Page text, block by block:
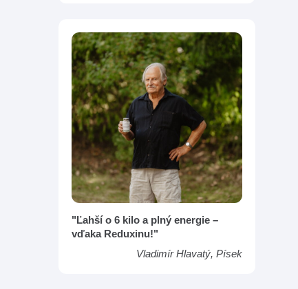
"Ľahší o 6 kilo a plný energie –
vďaka Reduxinu!"
Vladimír Hlavatý, Písek